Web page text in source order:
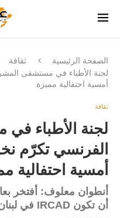
الصفحة الرئيسية
ثقافة
لجنة الأطباء في مستشفى
أمسية احتفالية مميزة
ثقافة
لجنة الأطباء
الفرنسي تكرّم
أمسية احتفالية
أنطوان معلوف: أفتخر
أن تكون IRCAD في لبنان